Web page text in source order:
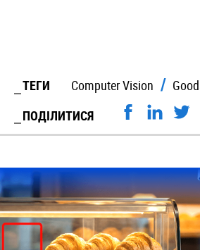
ТЕГИ Computer Vision
ПОДІЛИТИСЯ